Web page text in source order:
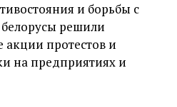
и борьбы с
решили
протестов и
на предприятиях и